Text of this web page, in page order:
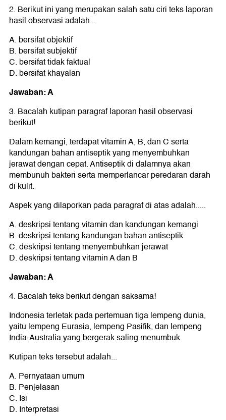
2. Berikut ini yang merupakan salah satu ciri teks laporan
hasil observasi adalah...
A. bersifat objektif
B. bersifat subjektif
C. bersifat tidak faktual
D. bersifat khayalan
Jawaban: A
3. Bacalah kutipan paragraf laporan hasil observasi
berikut!
Dalam kemangi, terdapat vitamin A, B, dan C serta
kandungan bahan antiseptik yang menyembuhkan
jerawat dengan cepat. Antiseptik di dalamnya akan
membunuh bakteri serta memperlancar peredaran darah
di kulit.
Aspek yang dilaporkan pada paragraf di atas adalah.....
A. deskripsi tentang vitamin dan kandungan kemangi
B. deskripsi tentang kandungan bahan antiseptik
C. deskripsi tentang menyembuhkan jerawat
D. deskripsi tentang vitamin A dan B
Jawaban: A
4. Bacalah teks berikut dengan saksama!
Indonesia terletak pada pertemuan tiga lempeng dunia,
yaitu lempeng Eurasia, lempeng Pasifik, dan lempeng
India-Australia yang bergerak saling menumbuk.
Kutipan teks tersebut adalah...
A. Pernyataan umum
B. Penjelasan
C. Isi
D. Interpretasi